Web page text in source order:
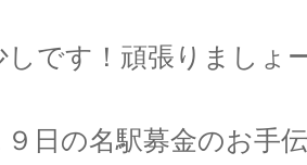
しです！頑張りましょ
９日の名駅募金のお手